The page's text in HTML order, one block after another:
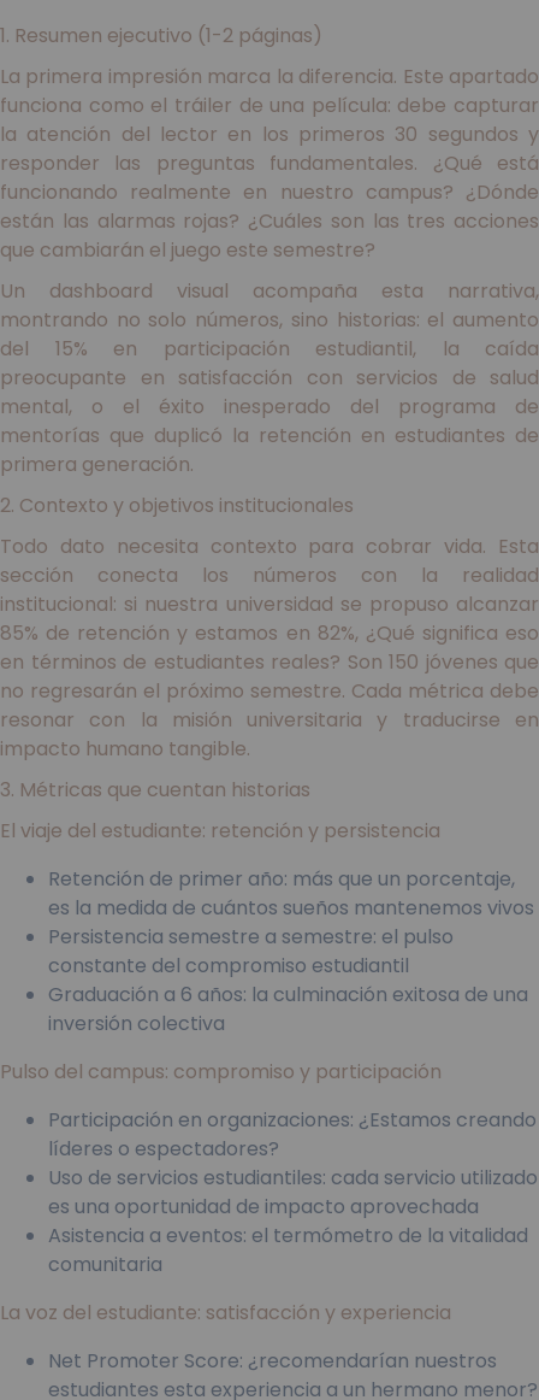
1. Resumen ejecutivo (1-2 páginas)
La primera impresión marca la diferencia. Este apartado
funciona como el tráiler de una película: debe capturar
la atención del lector en los primeros 30 segundos y
responder las preguntas fundamentales. ¿Qué está
funcionando realmente en nuestro campus? ¿Dónde
están las alarmas rojas? ¿Cuáles son las tres acciones
que cambiarán el juego este semestre?
Un dashboard visual acompaña esta narrativa,
montrando no solo números, sino historias: el aumento
del 15% en participación estudiantil, la caída
preocupante en satisfacción con servicios de salud
mental, o el éxito inesperado del programa de
mentorías que duplicó la retención en estudiantes de
primera generación.
2. Contexto y objetivos institucionales
Todo dato necesita contexto para cobrar vida. Esta
sección conecta los números con la realidad
institucional: si nuestra universidad se propuso alcanzar
85% de retención y estamos en 82%, ¿Qué significa eso
en términos de estudiantes reales? Son 150 jóvenes que
no regresarán el próximo semestre. Cada métrica debe
resonar con la misión universitaria y traducirse en
impacto humano tangible.
3. Métricas que cuentan historias
El viaje del estudiante: retención y persistencia
Retención de primer año: más que un porcentaje,
es la medida de cuántos sueños mantenemos vivos
Persistencia semestre a semestre: el pulso
constante del compromiso estudiantil
Graduación a 6 años: la culminación exitosa de una
inversión colectiva
Pulso del campus: compromiso y participación
Participación en organizaciones: ¿Estamos creando
líderes o espectadores?
Uso de servicios estudiantiles: cada servicio utilizado
es una oportunidad de impacto aprovechada
Asistencia a eventos: el termómetro de la vitalidad
comunitaria
La voz del estudiante: satisfacción y experiencia
Net Promoter Score: ¿recomendarían nuestros
estudiantes esta experiencia a un hermano menor?